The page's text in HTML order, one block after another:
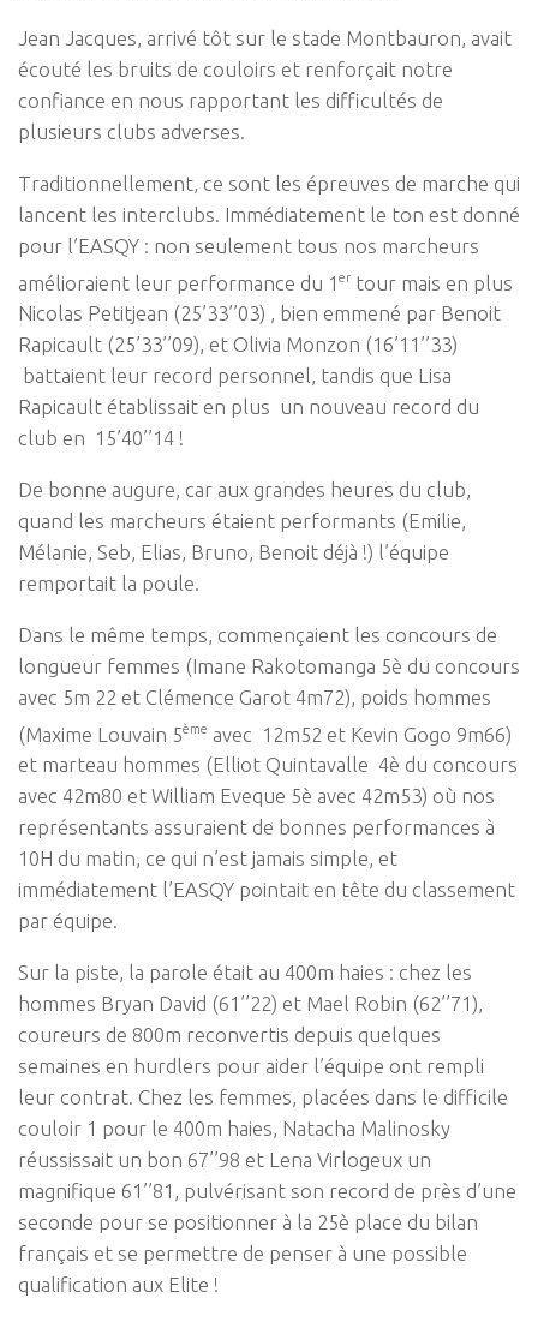
Jean Jacques, arrivé tôt sur le stade Montbauron, avait
écouté les bruits de couloirs et renforçait notre
confiance en nous rapportant les difficultés de
plusieurs clubs adverses.
Traditionnellement, ce sont les épreuves de marche qui
lancent les interclubs. Immédiatement le ton est donné
pour l’EASQY : non seulement tous nos marcheurs
amélioraient leur performance du 1 er tour mais en plus
Nicolas Petitjean (25’33’’03) , bien emmené par Benoit
Rapicault (25’33’’09), et Olivia Monzon (16’11’’33)
battaient leur record personnel, tandis que Lisa
Rapicault établissait en plus un nouveau record du
club en 15’40’’14 !
De bonne augure, car aux grandes heures du club,
quand les marcheurs étaient performants (Emilie,
Mélanie, Seb, Elias, Bruno, Benoit déjà !) l’équipe
remportait la poule.
Dans le même temps, commençaient les concours de
longueur femmes (Imane Rakotomanga 5è du concours
avec 5m 22 et Clémence Garot 4m72), poids hommes
(Maxime Louvain 5ème avec 12m52 et Kevin Gogo 9m66)
et marteau hommes (Elliot Quintavalle 4è du concours
avec 42m80 et William Eveque 5è avec 42m53) où nos
représentants assuraient de bonnes performances à
10H du matin, ce qui n’est jamais simple, et
immédiatement l’EASQY pointait en tête du classement
par équipe.
Sur la piste, la parole était au 400m haies : chez les
hommes Bryan David (61’’22) et Mael Robin (62’’71),
coureurs de 800m reconvertis depuis quelques
semaines en hurdlers pour aider l’équipe ont rempli
leur contrat. Chez les femmes, placées dans le difficile
couloir 1 pour le 400m haies, Natacha Malinosky
réussissait un bon 67’’98 et Lena Virlogeux un
magnifique 61’’81, pulvérisant son record de près d’une
seconde pour se positionner à la 25è place du bilan
français et se permettre de penser à une possible
qualification aux Elite !